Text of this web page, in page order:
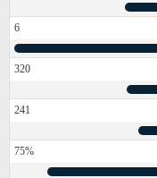
6
320
241
75%